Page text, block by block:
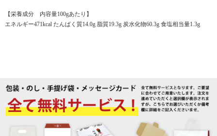
【栄養成分 内容量100gあたり】
エネルギー471kcal たんぱく質14.0g 脂質19.3g 炭水化物60.3g 食塩相当量1.3g